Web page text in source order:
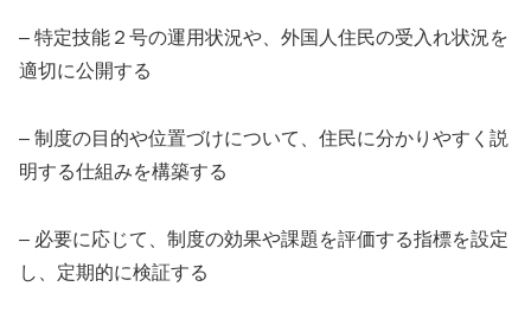
– 特定技能２号の運用状況や、外国人住民の受入れ状況を
適切に公開する
– 制度の目的や位置づけについて、住民に分かりやすく説
明する仕組みを構築する
– 必要に応じて、制度の効果や課題を評価する指標を設定
し、定期的に検証する